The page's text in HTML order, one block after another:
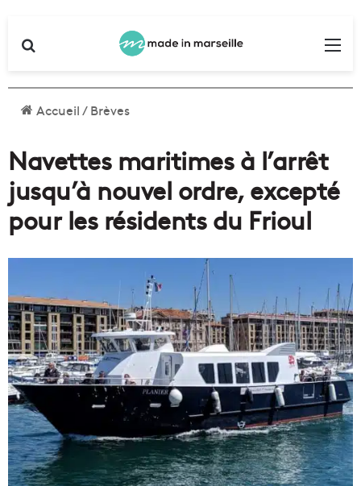
Accueil/Brèves
Navettes maritimes à l’arrêt
jusqu’à nouvel ordre, excepté
pour les résidents du Frioul